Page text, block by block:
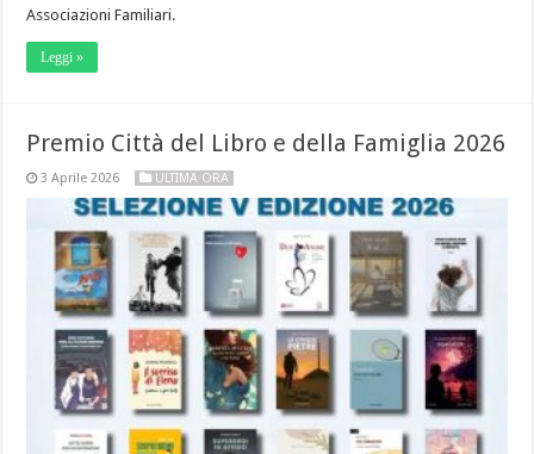
Associazioni Familiari.
Leggi »
Premio Città del Libro e della Famiglia 2026
3 Aprile 2026 ULTIMA ORA